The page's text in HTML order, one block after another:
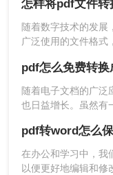
2、选择左侧组。
换工作环境。
3、将您想要的
点击「开始」等
word呢？以下将介绍
Word的转换。
随着数字技术的发展
广泛使用的文件格式
便能够轻松地对其进
成word文档。
pdf怎么免费转换
随着电子文档的广泛
也日益增长。虽然有
的。那么pdf怎么免
费转换成Word文档
在办公和学习中，我
以便更好地编辑和修